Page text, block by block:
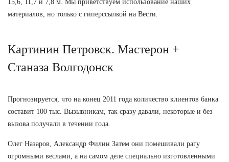
15,6, 11,7 и 7,8 м. Мы приветствуем использование наших
материалов, но только с гиперссылкой на Вести.
Картинин Петровск. Мастерон +
Станаза Волгодонск
Прогнозируется, что на конец 2011 года количество клиентов банка
составит 100 тыс. Вызывникам, так сразу давали, некоторые и без
вызова получали в течении года.
Олег Назаров, Александр Филин Затем они помешивали рагу
огромными веслами, а на самом деле специально изготовленными